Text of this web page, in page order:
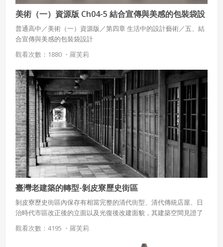
美術（一）資源版 Ch04-5 結合宣傳與美感的包裝袋設
計
普通高中／美術（一）資源版／第四章 生活中的設計藝術／五、結
合宣傳與美感的包裝袋設計
觀看次數：1880 ・ 羅芙莉
臺灣老建築的轉型-剝皮寮歷史街區
剝皮寮歷史街區內保存有相當完整的清代街型、清代傳統店屋、日
治時代市區改正後的立面以及光復後改建面貌，其建築空間見證了
艋舺市街的發展，對於都市紋理的延續深具意義。
觀看次數：4195 ・ 羅芙莉
還沒有註冊帳號嗎？點擊 立刻註冊
想起密碼了嗎？點擊
已閱讀使用條款 和隱私政策
已經有註冊帳號了嗎？點擊立刻登入
授權內容：係指吉寶系統有限公司（吉寶系統公司）所有或
經授權使用而置放於吉寶知識系統網站或系統內之著作物。
衍生著作：係指就授權內容改作之創作。
二、會員規範
會員同意遵守本系統之會員規範、著作權條款及隱私權政
策。
違反前項約定者，本系統得終止會員資格。
三、著作權授權
會員得於本系統內使用授權內容，除經著作權人有標示採取
創用CC授權或其他授權者，會員不得重製、轉載、散布或類
似方法流通授權內容。
本系統防盜拷措施或類似措施，會員不得予以破解、破壞或
以其他方法規避。
會員使用本系統之費用，由吉寶系統公司定之並按月收取。
吉寶系統公司得不定期公告與調整費用。
四、會員授權
會員享有其創作之衍生著作的著作權，但會員同意吉寶系統
我同意上述會員條款
同意上述條款，確定註冊